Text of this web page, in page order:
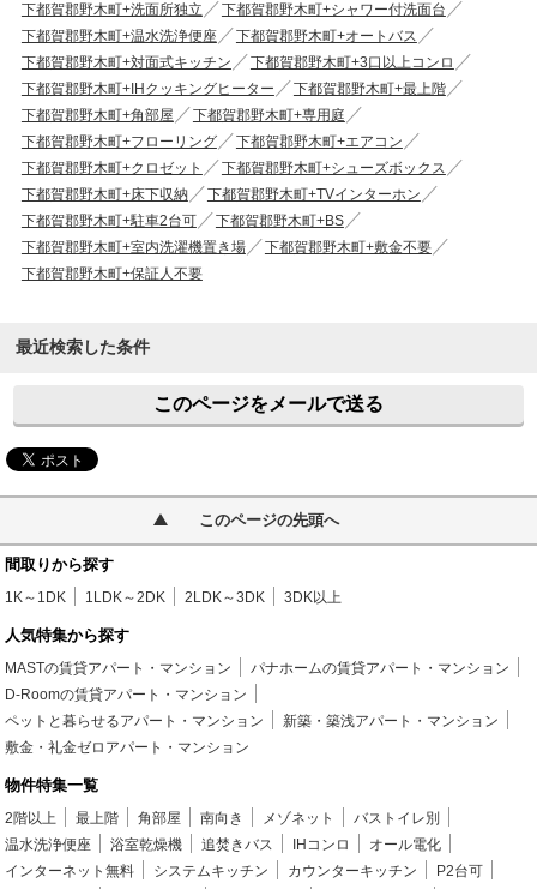
下都賀郡野木町+洗面所独立
下都賀郡野木町+シャワー付洗面台
下都賀郡野木町+温水洗浄便座
下都賀郡野木町+オートバス
下都賀郡野木町+対面式キッチン
下都賀郡野木町+3口以上コンロ
下都賀郡野木町+IHクッキングヒーター
下都賀郡野木町+最上階
下都賀郡野木町+角部屋
下都賀郡野木町+専用庭
下都賀郡野木町+フローリング
下都賀郡野木町+エアコン
下都賀郡野木町+クロゼット
下都賀郡野木町+シューズボックス
下都賀郡野木町+床下収納
下都賀郡野木町+TVインターホン
下都賀郡野木町+駐車2台可
下都賀郡野木町+BS
下都賀郡野木町+室内洗濯機置き場
下都賀郡野木町+敷金不要
下都賀郡野木町+保証人不要
最近検索した条件
このページをメールで送る
このページの先頭へ
間取りから探す
1K～1DK 1LDK～2DK 2LDK～3DK 3DK以上
人気特集から探す
MASTの賃貸アパート・マンション
パナホームの賃貸アパート・マンション
D-Roomの賃貸アパート・マンション
ペットと暮らせるアパート・マンション
新築・築浅アパート・マンション
敷金・礼金ゼロアパート・マンション
物件特集一覧
2階以上 最上階 角部屋 南向き メゾネット
バストイレ別
温水洗浄便座
浴室乾燥機 追焚きバス IHコンロ
オール電化
インターネット無料
システムキッチン カウンターキッチン
P2台可